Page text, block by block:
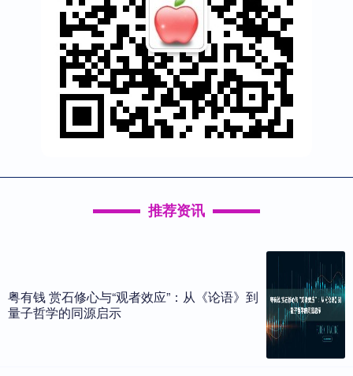
推荐资讯
粤有钱 赏石修心与“观者效应”：从《论语》到
量子哲学的同源启示